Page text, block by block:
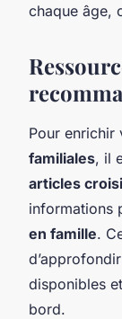
chaque âge,
Pour enrichir
familiales, il
articles
informations
en famille.
disponibles
bord.